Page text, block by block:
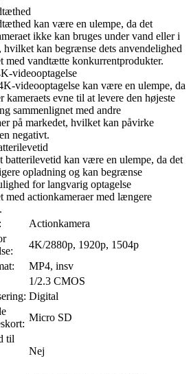
kan være en ulempe, da det
ikke kan bruges under vand eller i
hvilket kan begrænse dets anvendelighed
med vandtætte konkurrentprodukter.
videooptagelse
videooptagelse kan være en ulempe, da
kameraets evne til at levere den højeste
sammenlignet med andre
på markedet, hvilket kan påvirke
negativt.
batterilevetid kan være en ulempe, da det
opladning og kan begrænse
for langvarig optagelse
med actionkameraer med længere
Actionkamera
4K/2880p, 1920p, 1504p
MP4, insv
1/2.3 CMOS
Digital
Micro SD
til
Nej